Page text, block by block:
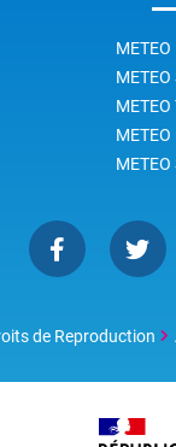
METEO
METEO
METEO
de Reproduction